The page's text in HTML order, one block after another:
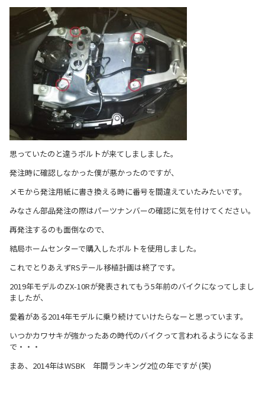
思っていたのと違うボルトが来てしましました。
発注時に確認しなかった僕が悪かったのですが、
メモから発注用紙に書き換える時に番号を間違えていたみたいです。
みなさん部品発注の際はパーツナンバーの確認に気を付けてください。
再発注するのも面倒なので、
結局ホームセンターで購入したボルトを使用しました。
これでとりあえずRSテール移植計画は終了です。
2019年モデルのZX-10Rが発表されてもう5年前のバイクになってしまし
ましたが、
愛着がある2014年モデルに乗り続けていけたらなーと思っています。
いつかカワサキが強かったあの時代のバイクって言われるようになるま
で・・・
まあ、2014年はWSBK 年間ランキング2位の年ですが (笑)